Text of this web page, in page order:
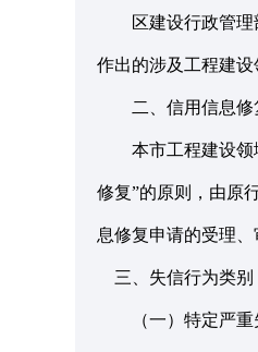
区建设行政管理
作出的涉及工程建
二、信用信息修
本市工程建设领
修复”的原则，由原
息修复申请的受理
三、失信行为类别
（一）特定严重